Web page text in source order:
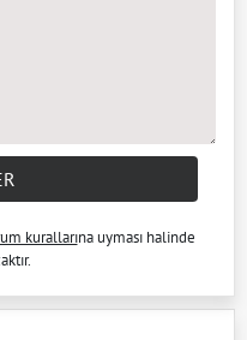
kurallarına uyması halinde